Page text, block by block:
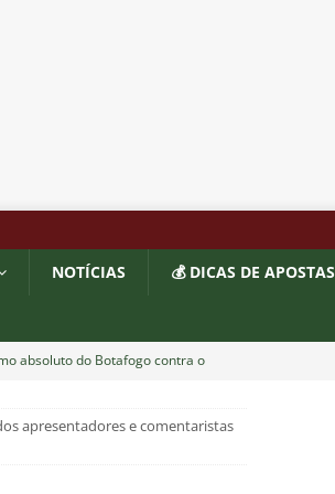
NOTÍCIAS 💰 DICAS DE APOSTAS
absoluto do Botafogo contra o
indica noite quente e abafada
apresentadores e comentaristas